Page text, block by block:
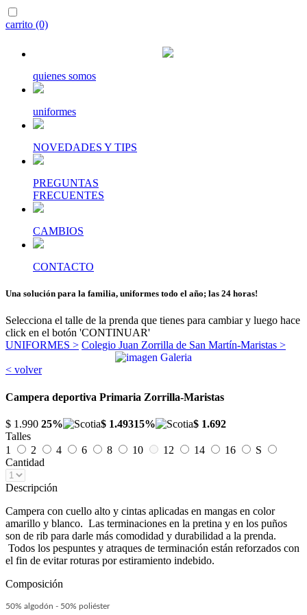
carrito (0)
quienes somos
uniformes
NOVEDADES Y TIPS
PREGUNTAS
FRECUENTES
CAMBIOS
CONTACTO
Una solución para la familia, uniformes todo el año; las 24 horas!
Selecciona el talle de la prenda que tienes para cambiar y luego hace
click en el botón 'CONTINUAR'
UNIFORMES > Colegio Juan Zorrilla de San Martín-Maristas >
< volver
Campera deportiva Primaria Zorrilla-Maristas
$ 1.990 25% $ 1.49315%
$ 1.692
Talles
1
2 4 6 8 10 12 14 16
S
Cantidad
Descripción
Campera con cuello alto y cintas aplicadas en mangas en color
amarillo y blanco. Las terminaciones en la pretina y en los puños
son de rib para darle más comodidad y durabilidad a la prenda.
Todos los pespuntes y atraques de terminación están reforzados con
el fin de evitar roturas por estiramiento indebido.
Composición
50% algodón - 50% poliéster